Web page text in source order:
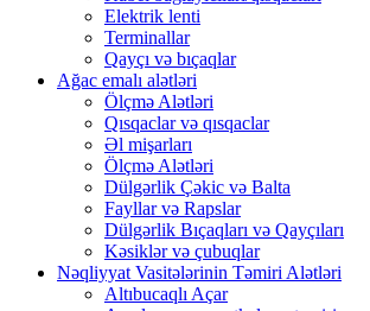
Elektrik lenti
Terminallar
Qayçı və bıçaqlar
Ağac emalı alətləri
Ölçmə Alətləri
Qısqaclar və qısqaclar
Əl mişarları
Ölçmə Alətləri
Dülgərlik Çəkic və Balta
Fayllar və Rapslar
Dülgərlik Bıçaqları və Qayçıları
Kəsiklər və çubuqlar
Nəqliyyat Vasitələrinin Təmiri Alətləri
Altıbucaqlı Açar